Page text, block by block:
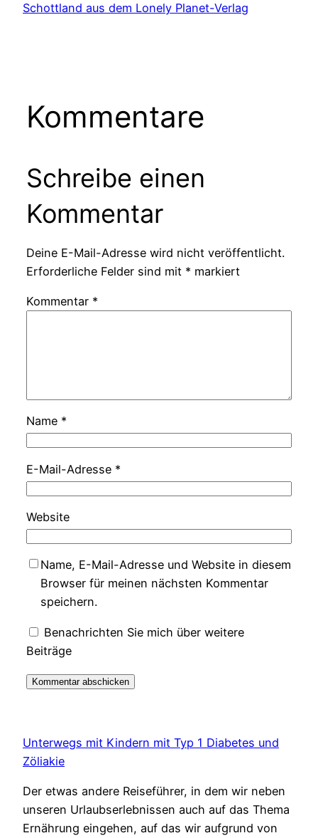
Schottland aus dem Lonely Planet-Verlag
Kommentare
Schreibe einen
Kommentar
Deine E-Mail-Adresse wird nicht veröffentlicht.
Erforderliche Felder sind mit * markiert
Kommentar *
Name *
E-Mail-Adresse *
Website
Name, E-Mail-Adresse und Website in diesem
Browser für meinen nächsten Kommentar
speichern.
Benachrichten Sie mich über weitere
Beiträge
Unterwegs mit Kindern mit Typ 1 Diabetes und
Zöliakie
Der etwas andere Reiseführer, in dem wir neben
unseren Urlaubserlebnissen auch auf das Thema
Ernährung eingehen, auf das wir aufgrund von